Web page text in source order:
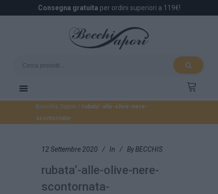
Consegna gratuita per ordini superiori a 119€!
Becchis Sapori / rubata’-alle-olive-nere-
scontornata-
12 Settembre 2020 In By BECCHIS
rubata’-alle-olive-nere-
scontornata-